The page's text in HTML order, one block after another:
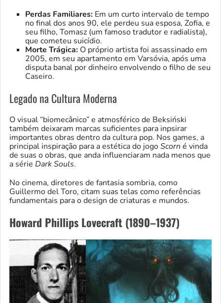
Perdas Familiares: Em um curto intervalo de tempo
no final dos anos 90, ele perdeu sua esposa, Zofia, e
seu filho, Tomasz (um famoso tradutor e radialista),
que cometeu suicídio.
Morte Trágica: O próprio artista foi assassinado em
2005, em seu apartamento em Varsóvia, após uma
disputa banal por dinheiro envolvendo o filho de seu
Caseiro.
Legado na Cultura Moderna
O visual “biomecânico” e atmosférico de Beksiński
também deixaram marcas suficientes para inpsirar
importantes obras dentro da cultura pop. Nos games, a
principal inspiração para a estética do jogoScorn é vinda
de suas o obras, que anda influenciaram nada menos que
a série Dark Souls.
No cinema, diretores de fantasia sombria, como
Guillermo del Toro, citam suas telas como referências
fundamentais para o design de criaturas e mundos.
Howard Phillips Lovecraft (1890–1937)